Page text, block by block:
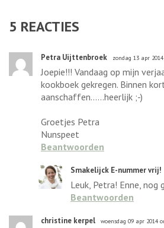
5 REACTIES
Petra Uijttenbroek zondag 13 apr
Joepie!!! Vandaag op mijn
kookboek gekregen. Binnen
aanschaffen......heerlijk ;-)
Groetjes Petra
Nunspeet
Beantwoorden
Smakelijck E-nummer vrij!
Leuk, Petra! Enne, nog
Beantwoorden
christine kerpel woensdag 09 apr 2014